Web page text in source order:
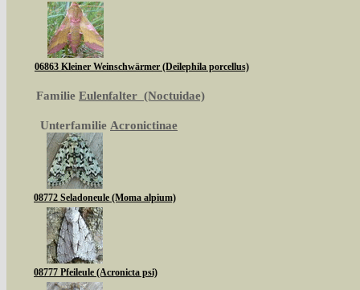
06863 Kleiner Weinschwärmer (Deilephila porcellus)
Familie Eulenfalter (Noctuidae)
Unterfamilie Acronictinae
08772 Seladoneule (Moma alpium)
08777 Pfeileule (Acronicta psi)